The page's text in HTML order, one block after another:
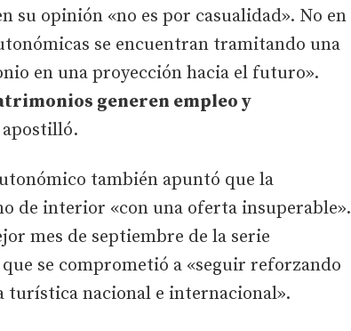
su opinión «no es por casualidad». No en
se encuentran tramitando una
en una proyección hacia el futuro».
generen empleo y
apostilló.
también apuntó que la
de interior «con una oferta insuperable».
mes de septiembre de la serie
se comprometió a «seguir reforzando
turística nacional e internacional».